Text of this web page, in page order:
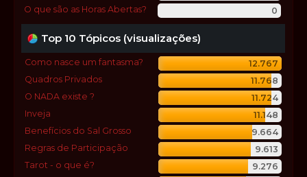
O que são as Horas Abertas?
0
Top 10 Tópicos (visualizações)
Como nasce um fantasma?
12.767
Quadros Privados
11.768
O NADA existe ?
11.724
Inveja
11.148
Benefícios do Sal Grosso
9.664
Regras de Participação
9.613
Tarot - o que é?
9.276